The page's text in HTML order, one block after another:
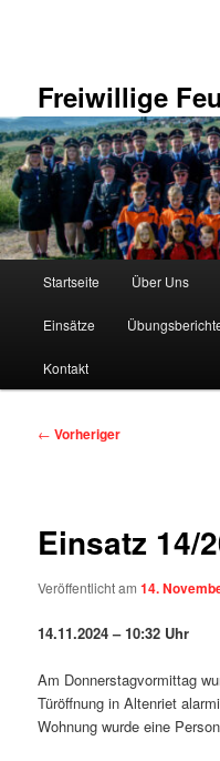
Freiwillige
Startseite Über Uns
Einsätze
Kontakt
Beitragsnavigation
← Vorheriger
Einsatz 14/
Veröffentlicht am14.
14.11.2024 – 10:32 Uhr
Am Donnerstagvormittag
Türöffnung in Altenriet
Wohnung wurde eine